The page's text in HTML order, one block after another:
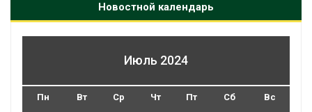
Новостной календарь
Июль 2024
Пн Вт Ср Чт Пт Сб Вс